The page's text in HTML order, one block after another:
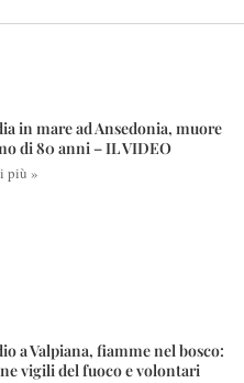
in mare ad Ansedonia, muore
di 80 anni – IL VIDEO
più »
a Valpiana, fiamme nel bosco:
vigili del fuoco e volontari